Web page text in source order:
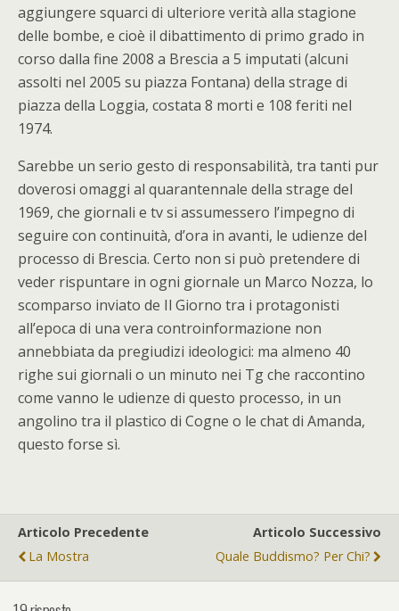
aggiungere squarci di ulteriore verità alla stagione
delle bombe, e cioè il dibattimento di primo grado in
corso dalla fine 2008 a Brescia a 5 imputati (alcuni
assolti nel 2005 su piazza Fontana) della strage di
piazza della Loggia, costata 8 morti e 108 feriti nel
1974.
Sarebbe un serio gesto di responsabilità, tra tanti pur
doverosi omaggi al quarantennale della strage del
1969, che giornali e tv si assumessero l’impegno di
seguire con continuità, d’ora in avanti, le udienze del
processo di Brescia. Certo non si può pretendere di
veder rispuntare in ogni giornale un Marco Nozza, lo
scomparso inviato de Il Giorno tra i protagonisti
all’epoca di una vera controinformazione non
annebbiata da pregiudizi ideologici: ma almeno 40
righe sui giornali o un minuto nei Tg che raccontino
come vanno le udienze di questo processo, in un
angolino tra il plastico di Cogne o le chat di Amanda,
questo forse sì.
Articolo Precedente
La Mostra
Articolo Successivo
Quale Buddismo? Per Chi?